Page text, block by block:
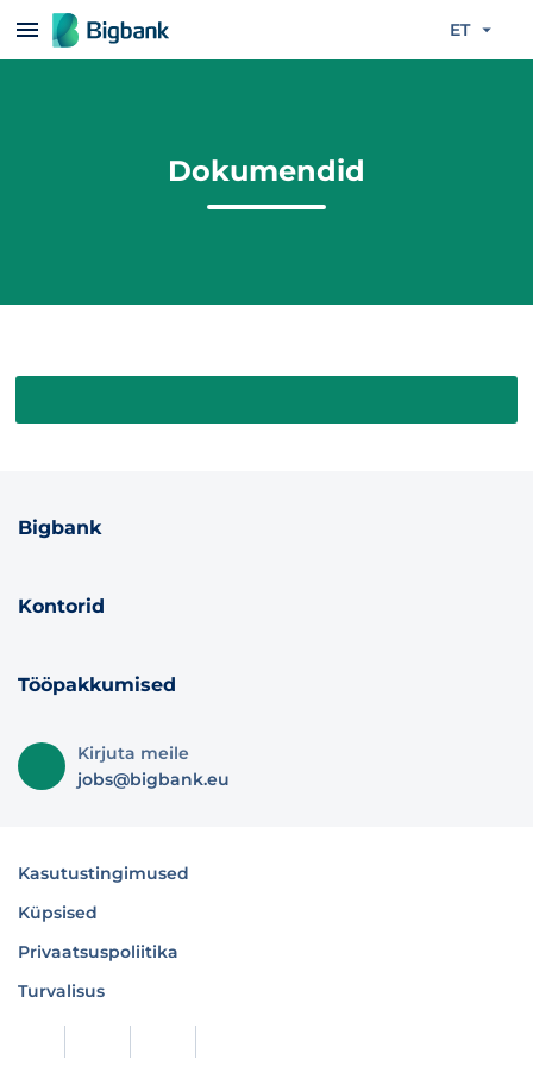
Liigu edasi põhisisu juurde ET
Dokumendid
Bigbank
Kontorid
Tööpakkumised
Kirjuta meile
jobs@bigbank.eu
Kasutustingimused
Küpsised
Privaatsuspoliitika
Turvalisus